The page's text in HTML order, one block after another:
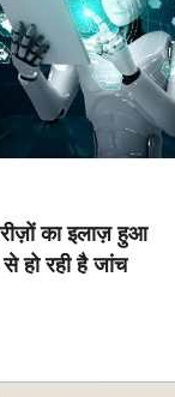
का इलाज़ हुआ
रही है जांच